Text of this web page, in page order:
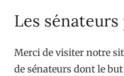
Les
Merci de visiter notre
de sénateurs dont le